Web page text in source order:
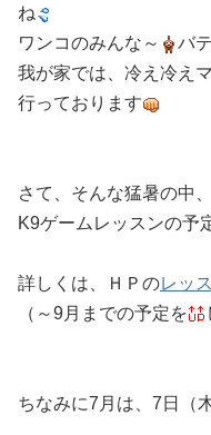
ね
ワンコのみんな～
バ
我が家では、冷え冷え
行っております
さて、そんな猛暑の中、
K9ゲームレッスンの予
詳しくは、ＨＰのレッ
（～9月までの予定を
ちなみに7月は、7日（